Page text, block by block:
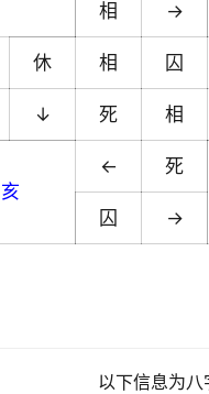
相 →
休 相 囚
↓ 死 相
亥
←
死
囚
→
以下信息为八